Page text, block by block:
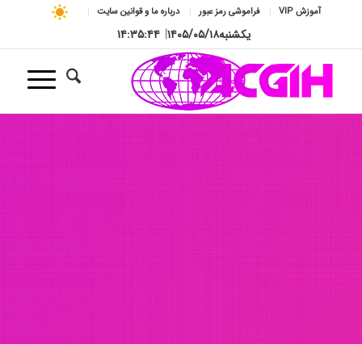
آموزش VIP فراموشی رمز عبور درباره ما و قوانین سایت
یکشنبه۱۴۰۵/۰۵/۱۸| ۱۴:۳۵:۴۶